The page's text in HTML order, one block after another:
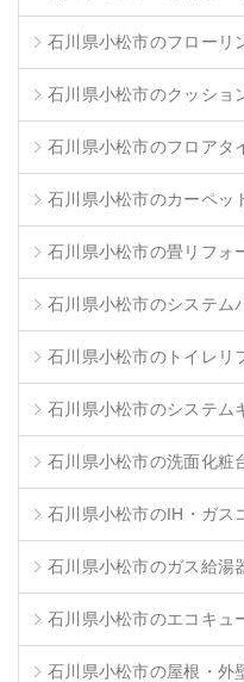
石川県小松市のフローリ
石川県小松市のクッショ
石川県小松市のフロアタ
石川県小松市のカーペッ
石川県小松市の畳リフォ
石川県小松市のシステム
石川県小松市のトイレリ
石川県小松市のシステム
石川県小松市の洗面化粧
石川県小松市のIH・ガス
石川県小松市のガス給湯
石川県小松市のエコキュ
石川県小松市の屋根・外